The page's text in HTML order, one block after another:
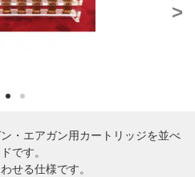
>
・エアガン用カートリッジを並べ
です。
せる仕様です。